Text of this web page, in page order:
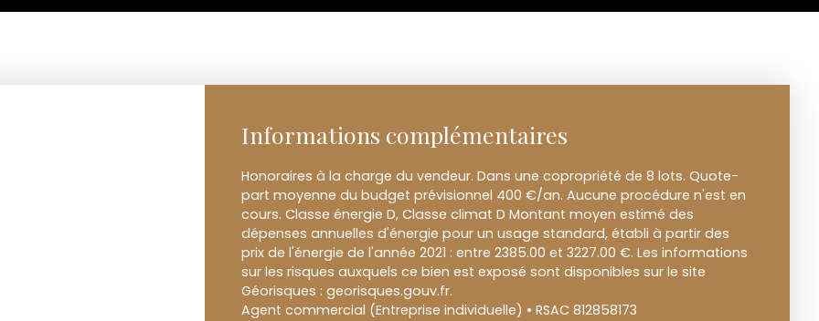
Informations complémentaires
Honoraires à la charge du vendeur. Dans une copropriété de 8 lots. Quote-
part moyenne du budget prévisionnel 400 €/an. Aucune procédure n'est en
cours. Classe énergie D, Classe climat D Montant moyen estimé des
dépenses annuelles d'énergie pour un usage standard, établi à partir des
prix de l'énergie de l'année 2021 : entre 2385.00 et 3227.00 €. Les informations
sur les risques auxquels ce bien est exposé sont disponibles sur le site
Géorisques : georisques.gouv.fr.
Agent commercial (Entreprise individuelle) • RSAC 812858173